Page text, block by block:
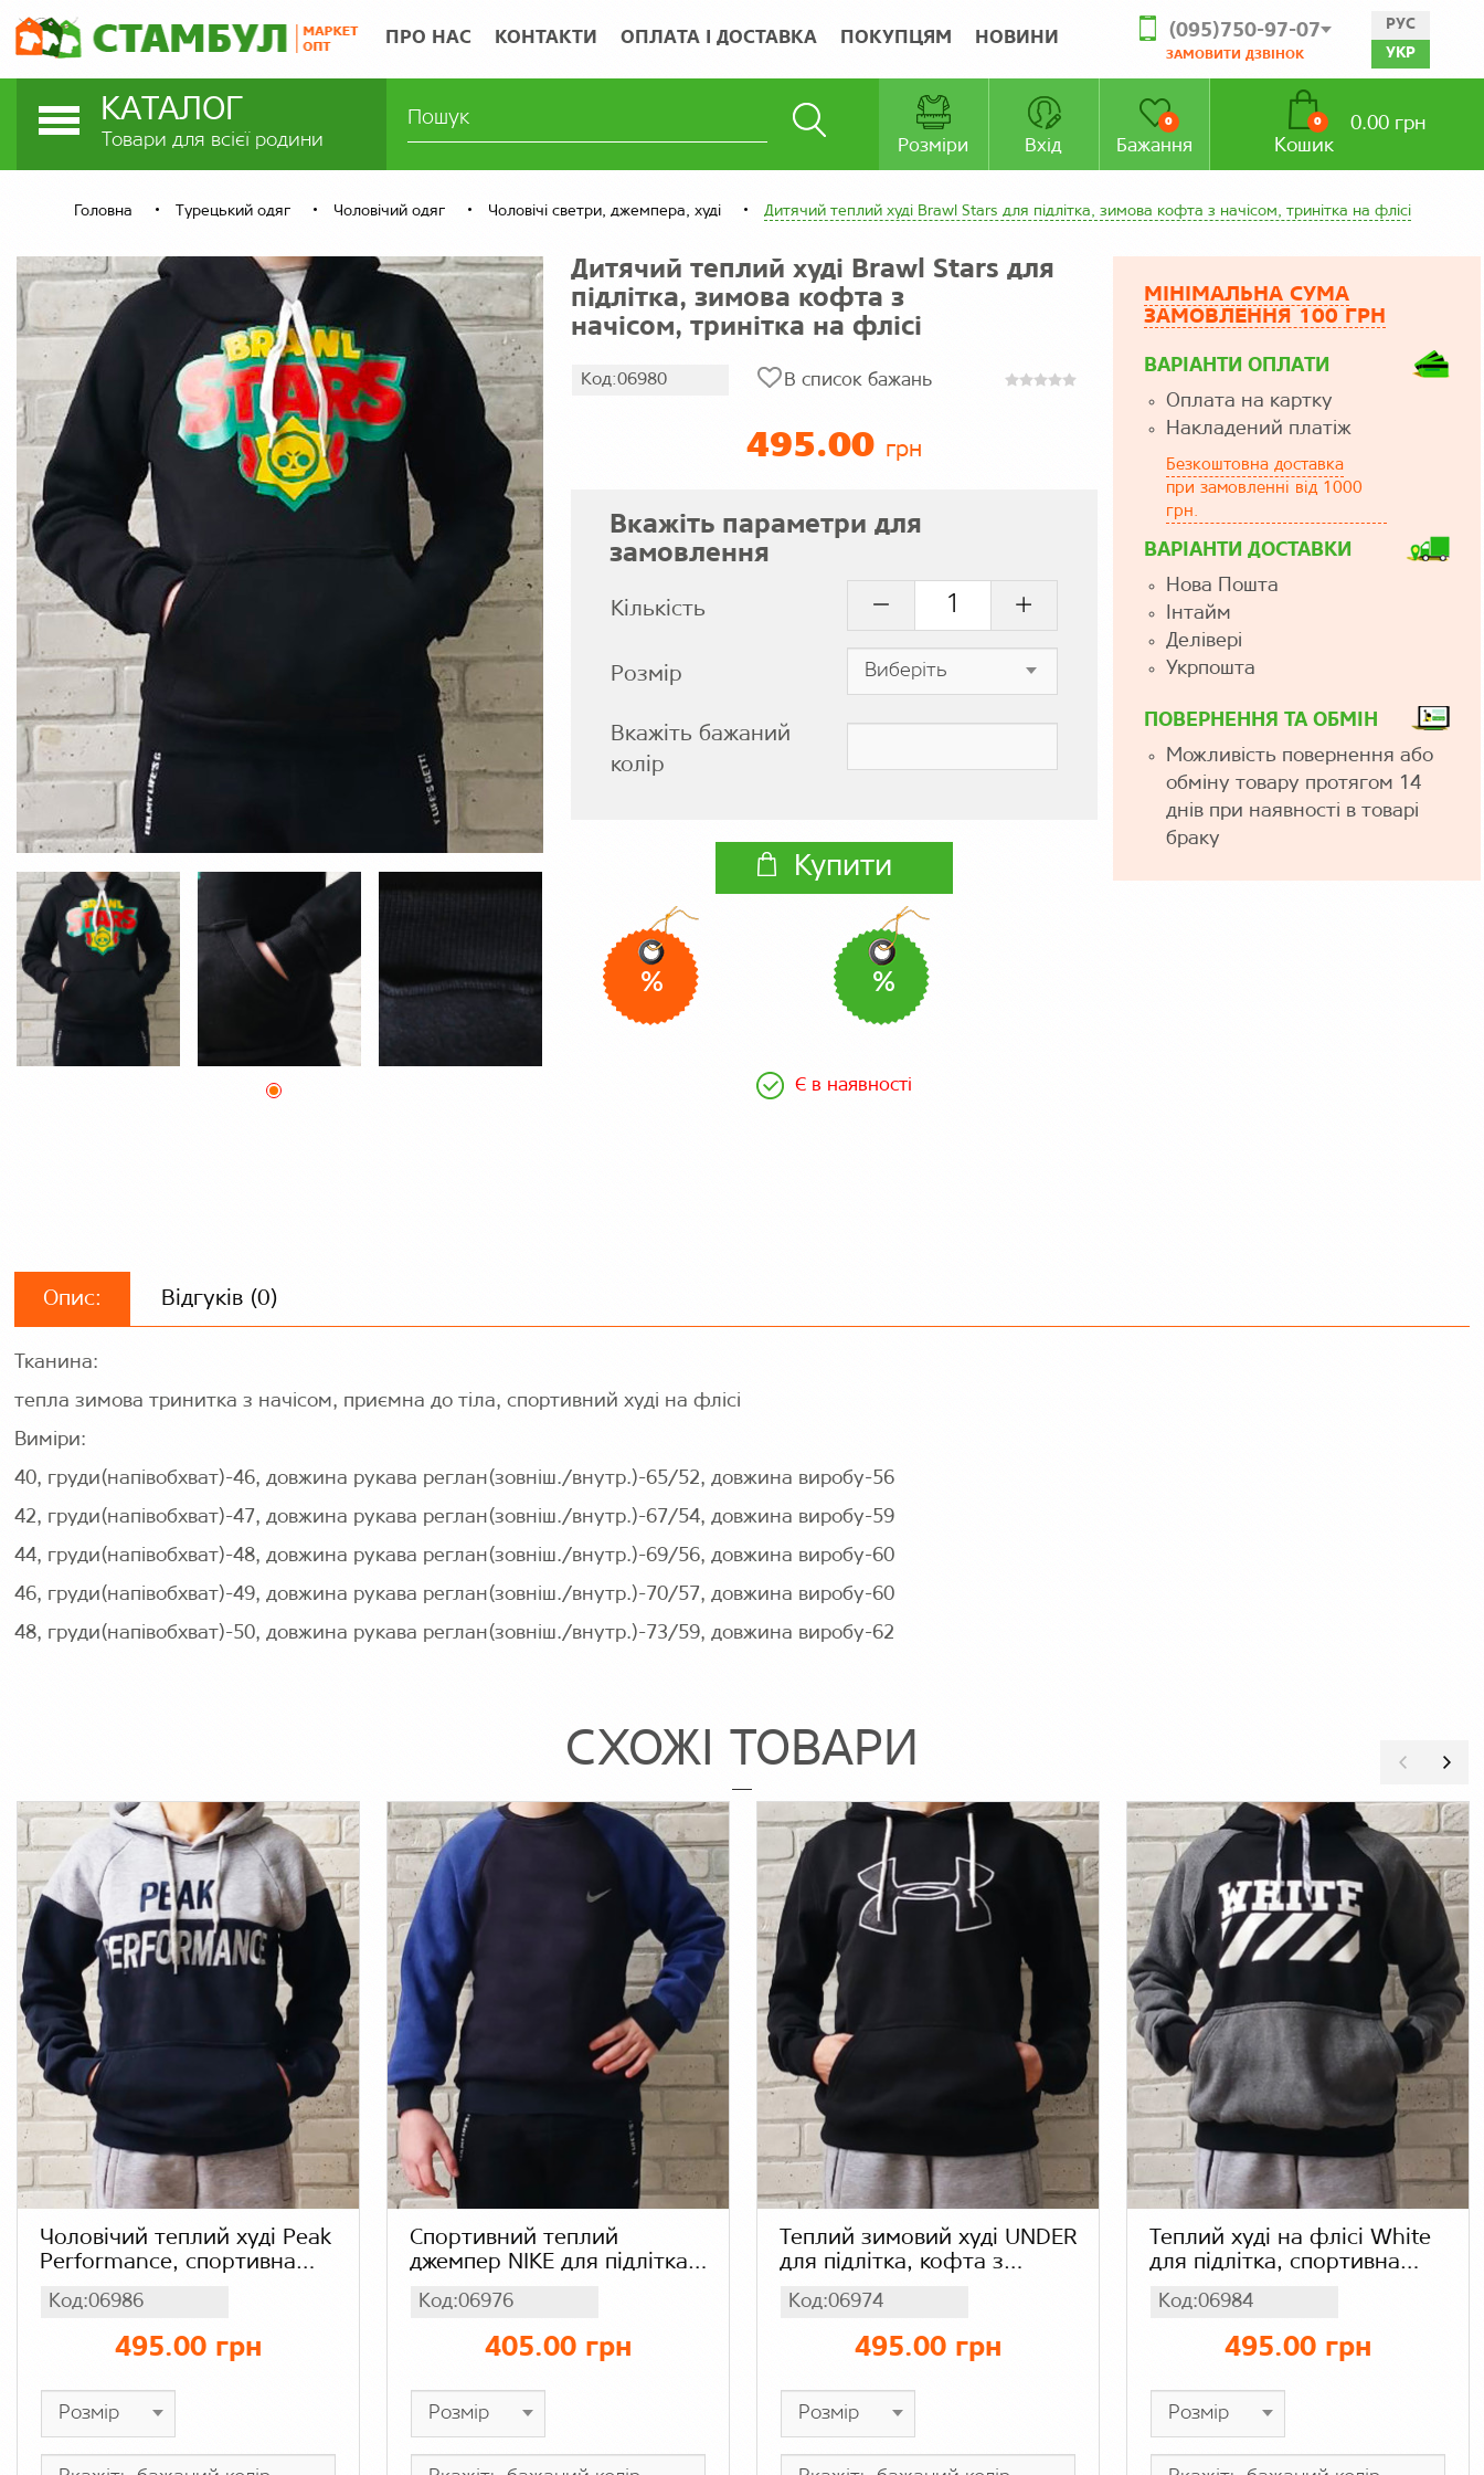
ПРО НАС КОНТАКТИ ОПЛАТА І ДОСТАВКА ПОКУПЦЯМ НОВИНИ (095)750-97-07
ЗАМОВИТИ ДЗВІНОК
РУС
УКР
КАТАЛОГ
Товари для всієї родини Розміри Вхід Бажання
0
Кошик
0 0.00 грн
Головна Турецький одяг Чоловічий одяг Чоловічі светри, джемпера, худі Дитячий теплий худі Brawl Stars для підлітка, зимова кофта з начісом, тринітка на флісі
Дитячий теплий худі Brawl Stars для
підлітка, зимова кофта з
начісом, тринітка на флісі
Код:06980 В список бажань
495.00 грн
Вкажіть параметри для
замовлення
Кількість
Розмір
Вкажіть бажаний
колір
Купити
% %
Є в наявності
МІНІМАЛЬНА СУМА
ЗАМОВЛЕННЯ 100 ГРН
ВАРІАНТИ ОПЛАТИ
Оплата на картку
Накладений платіж
Безкоштовна доставка
при замовленні від 1000
грн.
ВАРІАНТИ ДОСТАВКИ
Нова Пошта
Інтайм
Делівері
Укрпошта
ПОВЕРНЕННЯ ТА ОБМІН
Можливість повернення або
обміну товару протягом 14
днів при наявності в товарі
браку
Опис: Відгуків (0)
Тканина:
тепла зимова тринитка з начісом, приємна до тіла, спортивний худі на флісі
Виміри:
40, груди(напівобхват)-46, довжина рукава реглан(зовніш./внутр.)-65/52, довжина виробу-56
42, груди(напівобхват)-47, довжина рукава реглан(зовніш./внутр.)-67/54, довжина виробу-59
44, груди(напівобхват)-48, довжина рукава реглан(зовніш./внутр.)-69/56, довжина виробу-60
46, груди(напівобхват)-49, довжина рукава реглан(зовніш./внутр.)-70/57, довжина виробу-60
48, груди(напівобхват)-50, довжина рукава реглан(зовніш./внутр.)-73/59, довжина виробу-62
СХОЖІ ТОВАРИ
Чоловічий теплий худі Peak
Performance, спортивна
начісом, тринітка на флісі
Код:06986
495.00 грн
Спортивний теплий
джемпер NIKE для підлітка,
флісі, колір синій
Код:06976
405.00 грн
Теплий зимовий худі UNDER
для підлітка, кофта з
флісі
Код:06974
495.00 грн
Теплий худі на флісі White
для підлітка, спортивна
тринитка
Код:06984
495.00 грн